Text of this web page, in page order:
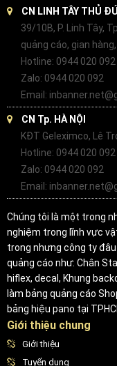
CN LINH TÂY THỦ
39/10B, P. Linh Tây,
quảng cáo, gian
Hotline: 0944 020
Zalo: 0944 020 092
Email:
CN Tp. HÀ NỘI
KĐT Geleximco, Lê
Hotline: 0944 020
Zalo: 0944 020 092
Email:
Chúng tôi là một trong
nghiệm trong lĩnh vực
trong nhưng công ty
quảng cáo như: Chân
hiflex, decal, Khung
làm bảng quảng cáo
bảng hiệu pano tại
Giới thiệu chung
Giới thiệu
Tuyển dụng